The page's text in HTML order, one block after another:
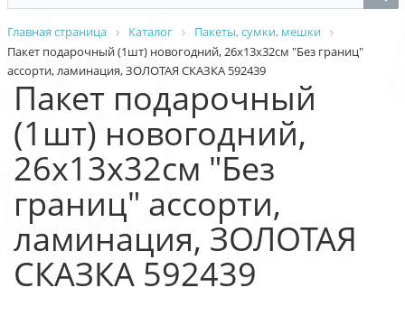
Главная страница Каталог
Пакеты, сумки, мешки
Пакет подарочный (1шт) новогодний, 26х13х32см "Без границ"
ассорти, ламинация, ЗОЛОТАЯ СКАЗКА 592439
Пакет подарочный
(1шт) новогодний,
26х13х32см "Без
границ" ассорти,
ламинация, ЗОЛОТАЯ
СКАЗКА 592439